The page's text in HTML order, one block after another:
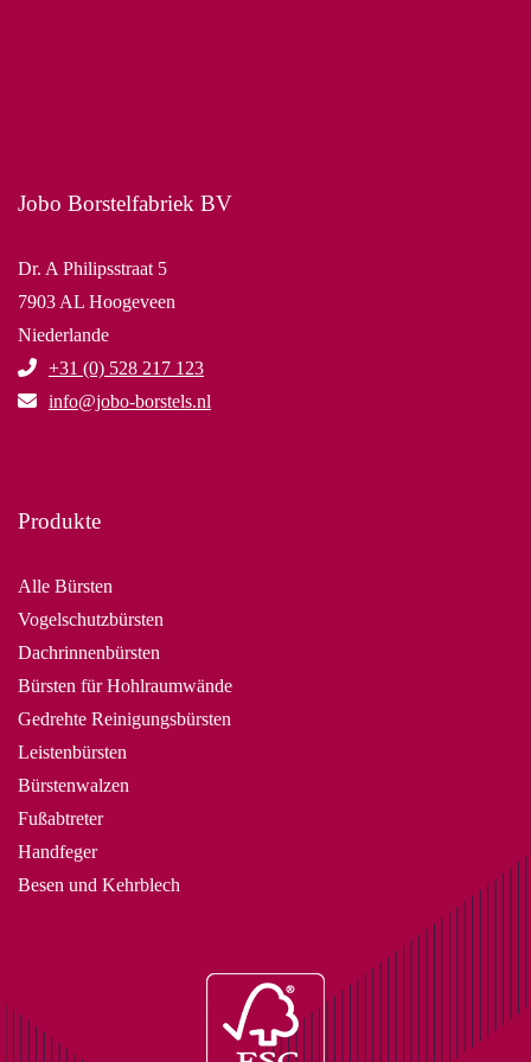
Jobo Borstelfabriek BV
Dr. A Philipsstraat 5
7903 AL Hoogeveen
Niederlande
+31 (0) 528 217 123
info@jobo-borstels.nl
Produkte
Alle Bürsten
Vogelschutzbürsten
Dachrinnenbürsten
Bürsten für Hohlraumwände
Gedrehte Reinigungsbürsten
Leistenbürsten
Bürstenwalzen
Fußabtreter
Handfeger
Besen und Kehrblech